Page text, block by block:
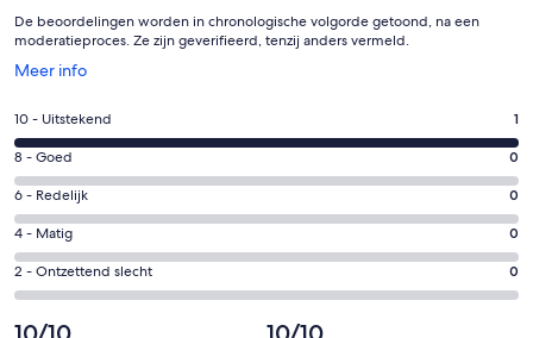
De beoordelingen worden in chronologische volgorde getoond, na een
moderatieproces. Ze zijn geverifieerd, tenzij anders vermeld.
Meer info
Opent
een
nieuw
venster
Gastenscore:
10
-
Uitstekend.
1
van
1
beoordelingen
10 - Uitstekend 1
Gastenscore:
8
-
Goed.
0
van
1
8 - Goed 0
Gastenscore:
6
-
Redelijk.
0
van
6 - Redelijk 0
Gastenscore:
4
-
4 - Matig 0
Gastenscore:
2
-
2 - Ontzettend slecht 0